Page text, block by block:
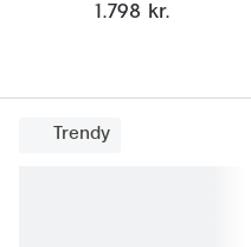
1.798 kr.
Trendy